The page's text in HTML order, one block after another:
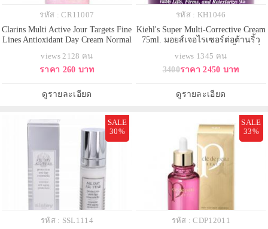
รหัส : CR11007
Clarins Multi Active Jour Targets Fine
Lines Antioxidant Day Cream Normal
ครีมลดเลือนริ้วรอยสำหรับตอนเช้า
สำหรับผิวธรรมดา-ผิวแห้ง ช่วย
บางเบา ซึมซาบไว สบายผิว ให้ผิวได้
รับการผ่อนคลายจาก
views 2128 คน
ราคา 260 บาท
ดูรายละเอียด
รหัส : KH1046
Kiehl's Super Multi-Corrective Cream
75ml. มอยส์เจอไรเซอร์ต่อต้านริ้ว
มองเห็นได้ชัดเจน ช่วยให้ผิวยก
กระชับ เต่งตึง และทำให้ผิวนุ่มเนียน
ช่วยให้ผิวดูดีขึ้นอย่างเห็นได้ชัด ไร้ส่
views 1345 คน
3400ราคา 2450 บาท
ดูรายละเอียด
SALE
30%
รหัส : SSL1114
SALE
33%
รหัส : CDP12011